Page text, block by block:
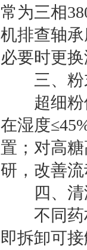
常为三相
机排查轴
必要时更
三、粉
超细粉体
在湿度
置；对高
研，改善
四、清
不同药材
即拆卸可